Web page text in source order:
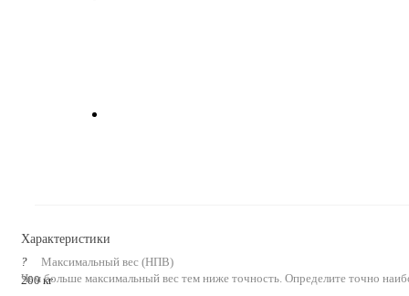
Характеристики
?
Чем больше максимальный вес тем ниже точность. Определите точно
Максимальный вес (НПВ)
200 кг